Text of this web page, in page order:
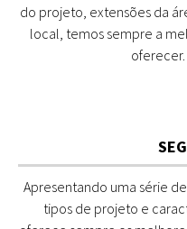
do projeto, extensões da
local, temos sempre a
oferecer.
Apresentando uma série
tipos de projeto e